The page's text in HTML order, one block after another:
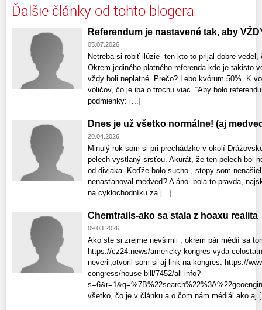
Ďalšie články od tohto blogera
Referendum je nastavené tak, aby
05.07.2026
Netreba si robiť ilúzie- ten kto to prijal dobre vedel,
Okrem jediného platného referenda kde je takisto
vždy boli neplatné. Prečo? Lebo kvórum 50%. K
voličov, čo je iba o trochu viac. “Aby bolo
podmienky: [...]
Dnes je už všetko normálne! (aj
20.04.2026
Minulý rok som si pri prechádzke v okolí
pelech vystlaný srsťou. Akurát, že ten pelech bol
od diviaka. Keďže bolo sucho , stopy som
nenasťahoval medveď? A áno- bola to pravda,
na cyklochodníku za [...]
Chemtrails-ako sa stala z hoaxu realita
09.03.2026
Ako ste si zrejme nevšimli , okrem pár médií sa
https://cz24.news/americky-kongres-vyda-
neveril,otvoril som si aj link na kongres. https://
congress/house-bill/7452/all-info?
všetko, čo je v článku a o čom nám médiál ako aj